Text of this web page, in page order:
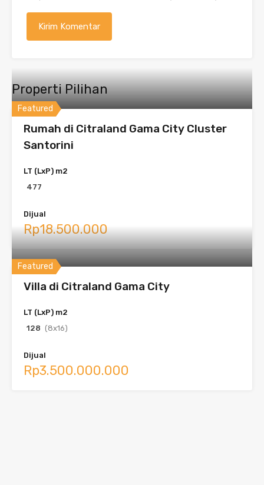
Properti Pilihan
Featured
Rumah di Citraland Gama City Cluster
Santorini
LT (LxP) m2
477
Dijual
Rp18.500.000
Featured
Villa di Citraland Gama City
LT (LxP) m2
128 (8x16)
Dijual
Rp3.500.000.000